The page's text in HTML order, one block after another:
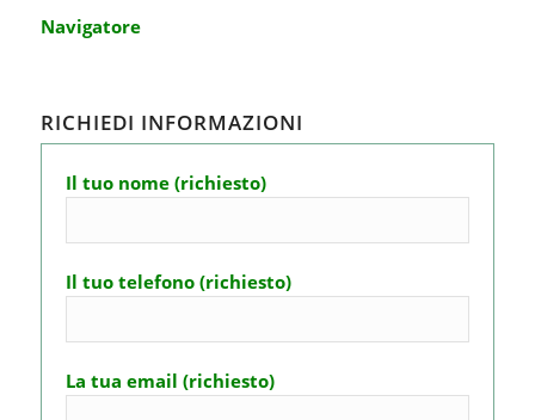
Navigatore
RICHIEDI INFORMAZIONI
Il tuo nome (richiesto)
Il tuo telefono (richiesto)
La tua email (richiesto)